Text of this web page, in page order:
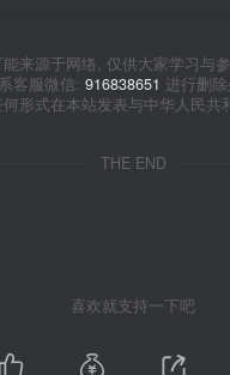
来源于网络, 仅供大家学习与
客服微信: 916838651 进行删除
形式在本站发表与中华人民共
THE END
喜欢就支持一下吧